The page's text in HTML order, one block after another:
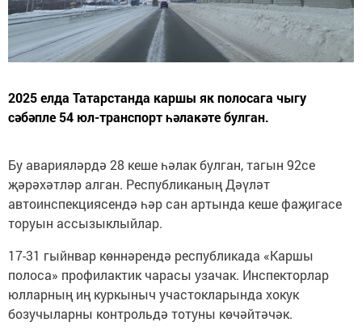
2025 елда Татарстанда каршы як полосага чыгу
сәбәпле 54 юл-транспорт һәлакәте булган.
Бу аварияләрдә 28 кеше һәлак булган, тагын 92се
җәрәхәтләр алган. Республиканың Дәүләт
автоинспекциясендә һәр сан артында кеше фаҗигасе
торуын ассызыклыйлар.
17-31 гыйнвар көннәрендә республикада «Каршы
полоса» профилактик чарасы узачак. Инспекторлар
юлларның иң куркыныч участокларында хокук
бозучыларны контрольдә тотуны көчәйтәчәк.